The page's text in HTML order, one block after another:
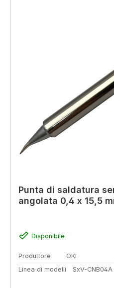
Punta di saldatura
angolata 0,4 x 15,5
Disponibile
Produttore
OKI
Linea di modelli
SxV-CNB04A